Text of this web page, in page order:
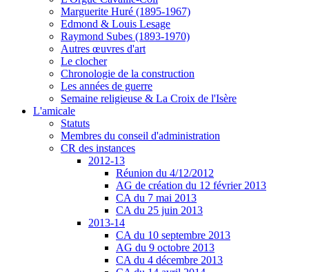
Marguerite Huré (1895-1967)
Edmond & Louis Lesage
Raymond Subes (1893-1970)
Autres œuvres d'art
Le clocher
Chronologie de la construction
Les années de guerre
Semaine religieuse & La Croix de l'Isère
L'amicale
Statuts
Membres du conseil d'administration
CR des instances
2012-13
Réunion du 4/12/2012
AG de création du 12 février 2013
CA du 7 mai 2013
CA du 25 juin 2013
2013-14
CA du 10 septembre 2013
AG du 9 octobre 2013
CA du 4 décembre 2013